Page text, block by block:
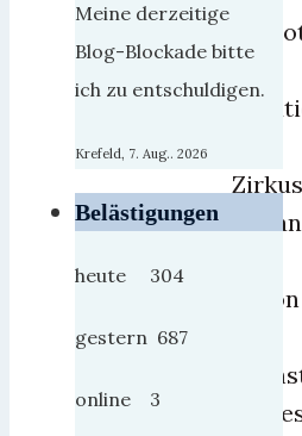
schon
Meine derzeitige
Blog-Blockade bitte
ich zu entschuldigen.
Krefeld, 7. Aug.. 2026
Belästigungen
heute 304
gestern 687
online 3